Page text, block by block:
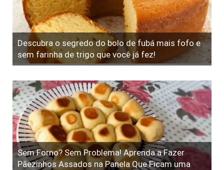
Descubra o segredo do bolo de fubá mais fofo e
sem farinha de trigo que você já fez!
Sem Forno? Sem Problema! Aprenda a Fazer
Pãezinhos Assados na Panela Que Ficam uma